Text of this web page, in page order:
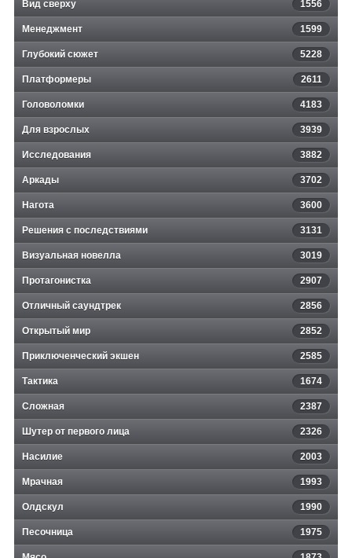
Вид сверху 1556
Менеджмент 1599
Глубокий сюжет 5228
Платформеры 2611
Головоломки 4183
Для взрослых 3939
Исследования 3882
Аркады 3702
Нагота 3600
Решения с последствиями 3131
Визуальная новелла 3019
Протагонистка 2907
Отличный саундтрек 2856
Открытый мир 2852
Приключенческий экшен 2585
Тактика 1674
Сложная 2387
Шутер от первого лица 2326
Насилие 2003
Мрачная 1993
Олдскул 1990
Песочница 1975